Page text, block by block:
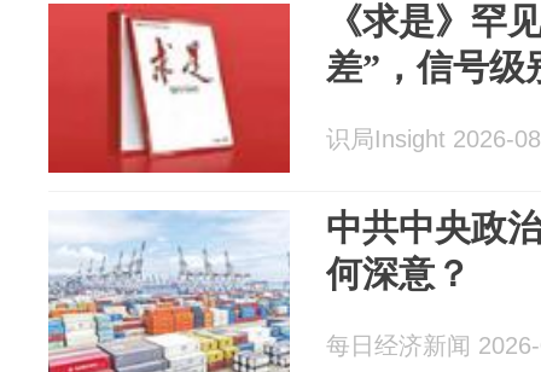
《求是》罕
差”，信号级
识局Insight 2026-
中共中央政
何深意？
每日经济新闻